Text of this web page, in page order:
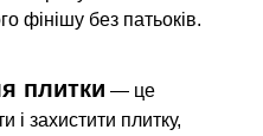
фінішу без патьоків.
плитки — це
і захистити плитку,